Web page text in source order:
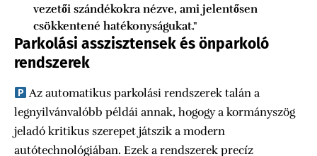
vezetői szándékokra nézve, ami jelentősen
csökkentené hatékonyságukat."
Parkolási asszisztensek és önparkoló
rendszerek
Az automatikus parkolási rendszerek talán a
legnyilvánvalóbb példái annak, hogogy a kormányszög
jeladó kritikus szerepet játszik a modern
autótechnológiában. Ezek a rendszerek precíz